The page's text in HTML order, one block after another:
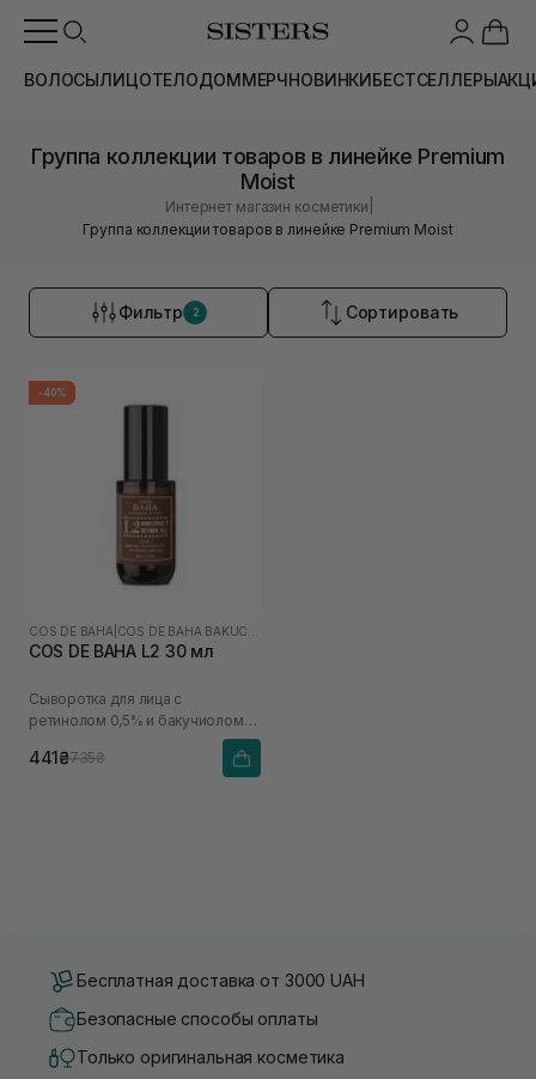
ВОЛОСЫЛИЦОТЕЛОДОММЕРЧНОВИНКИБЕСТСЕЛЛЕРЫ
Группа коллекции товаров в линейке Premium
Moist
Интернет магазин косметики
Группа коллекции товаров в линейке Premium Moist
Фильтр 2 Сортировать
-40%
COS DE BAHA
COS DE BAHA L2 30 мл
Сыворотка для лица с
ретинолом 0,5% и бакучиолом
441₴735₴
Бесплатная доставка от 3000 UAH
Безопасные способы оплаты
Только оригинальная косметика